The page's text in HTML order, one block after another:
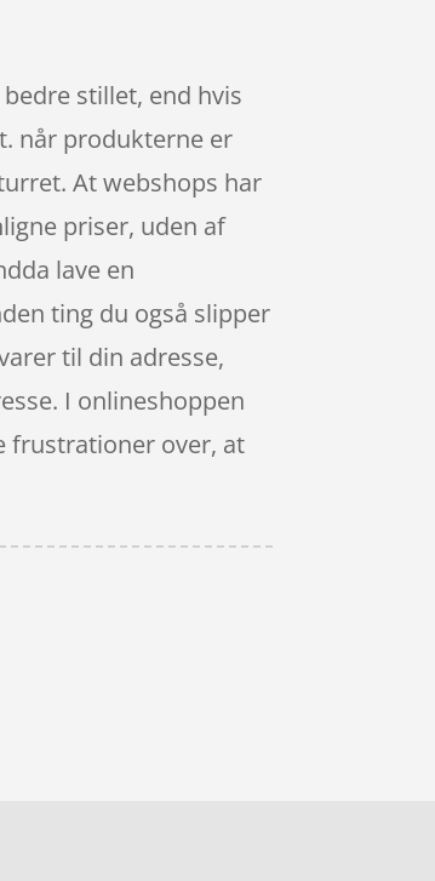
stillet, end hvis
når produkterne er
At webshops har
priser, uden af
lave en
ting du også slipper
til din adresse,
I onlineshoppen
frustrationer over, at